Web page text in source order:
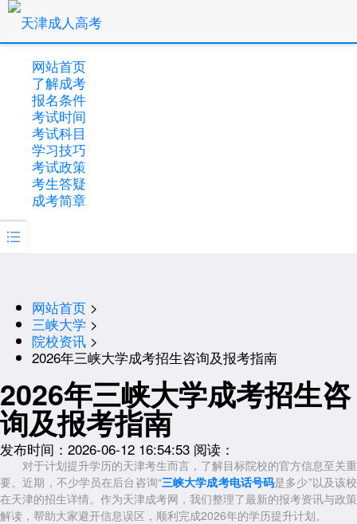
网站首页
了解成考
报名条件
考试时间
考试科目
学习技巧
考试政策
考生答疑
成考简章

网站首页 >
三峡大学 >
院校资讯 >
2026年三峡大学成考招生咨询及报考指南
2026年三峡大学成考招生咨
询及报考指南
发布时间：2026-06-12 16:54:53 阅读：
对于计划提升学历的天津考生而言，了解目标院校的官方信息至关重
要。近期，不少学员在后台咨询“三峡大学成考电话号码是多少”以及该校
在天津的招生详情。作为天津成考网，我们整理了最新的报考资讯与政策
解读，帮助大家避开信息误区，顺利完成2026年的学历提升计划。